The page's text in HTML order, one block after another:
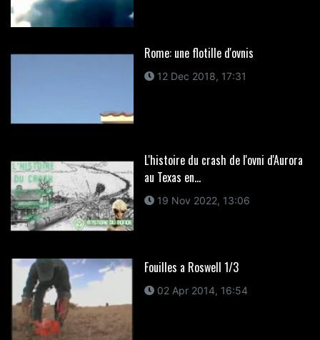
Rome: une flotille d'ovnis
12 Dec 2018, 17:31
L'histoire du crash de l'ovni d'Aurora
au Texas en...
19 Nov 2022, 13:06
Fouilles a Roswell 1/3
02 Apr 2014, 16:54